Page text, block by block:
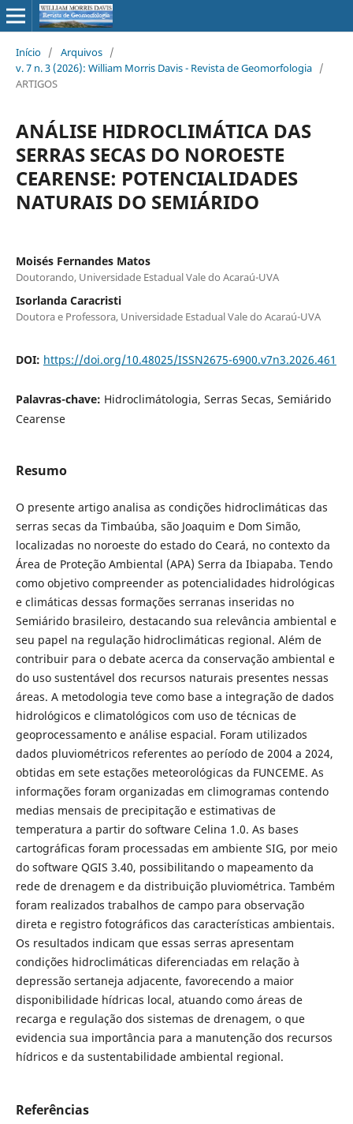
Início / Arquivos /
v. 7 n. 3 (2026): William Morris Davis - Revista de Geomorfologia /
ARTIGOS
ANÁLISE HIDROCLIMÁTICA DAS
SERRAS SECAS DO NOROESTE
CEARENSE: POTENCIALIDADES
NATURAIS DO SEMIÁRIDO
Moisés Fernandes Matos
Doutorando, Universidade Estadual Vale do Acaraú-UVA
Isorlanda Caracristi
Doutora e Professora, Universidade Estadual Vale do Acaraú-UVA
DOI: https://doi.org/10.48025/ISSN2675-6900.v7n3.2026.461
Palavras-chave: Hidroclimátologia, Serras Secas, Semiárido
Cearense
Resumo
O presente artigo analisa as condições hidroclimáticas das
serras secas da Timbaúba, são Joaquim e Dom Simão,
localizadas no noroeste do estado do Ceará, no contexto da
Área de Proteção Ambiental (APA) Serra da Ibiapaba. Tendo
como objetivo compreender as potencialidades hidrológicas
e climáticas dessas formações serranas inseridas no
Semiárido brasileiro, destacando sua relevância ambiental e
seu papel na regulação hidroclimáticas regional. Além de
contribuir para o debate acerca da conservação ambiental e
do uso sustentável dos recursos naturais presentes nessas
áreas. A metodologia teve como base a integração de dados
hidrológicos e climatológicos com uso de técnicas de
geoprocessamento e análise espacial. Foram utilizados
dados pluviométricos referentes ao período de 2004 a 2024,
obtidas em sete estações meteorológicas da FUNCEME. As
informações foram organizadas em climogramas contendo
medias mensais de precipitação e estimativas de
temperatura a partir do software Celina 1.0. As bases
cartográficas foram processadas em ambiente SIG, por meio
do software QGIS 3.40, possibilitando o mapeamento da
rede de drenagem e da distribuição pluviométrica. Também
foram realizados trabalhos de campo para observação
direta e registro fotográficos das características ambientais.
Os resultados indicam que essas serras apresentam
condições hidroclimáticas diferenciadas em relação à
depressão sertaneja adjacente, favorecendo a maior
disponibilidade hídricas local, atuando como áreas de
recarga e regulação dos sistemas de drenagem, o que
evidencia sua importância para a manutenção dos recursos
hídricos e da sustentabilidade ambiental regional.
Referências